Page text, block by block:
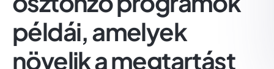
példái, amelyek
növelik a megtartást